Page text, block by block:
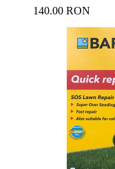
140.00 RON